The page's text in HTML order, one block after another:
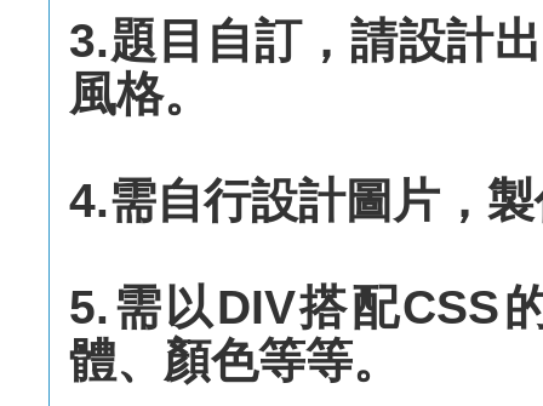
3.題目自訂，請設計
風格。
4.需自行設計圖片，
5.需以DIV搭配CSS
體、顏色等等。